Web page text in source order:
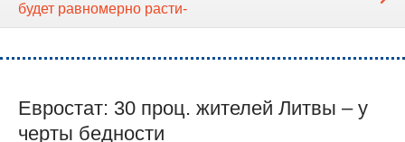
будет равномерно расти-
Евростат: 30 проц. жителей Литвы – у
черты бедности